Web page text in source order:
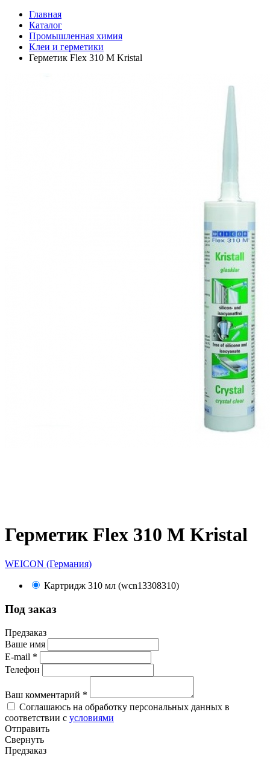
Главная
Каталог
Промышленная химия
Клеи и герметики
Герметик Flex 310 M Kristal
Герметик Flex 310 M Kristal
WEICON (Германия)
Картридж 310 мл (wcn13308310)
Под заказ
Предзаказ
Ваше имя
E-mail *
Телефон
Ваш комментарий *
Соглашаюсь на обработку персональных данных в
соответствии с условиями
Отправить
Свернуть
Предзаказ